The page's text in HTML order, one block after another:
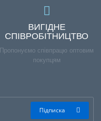
ВИГІДНЕ
СПІВРОБІТНИЦТВО
Пропонуємо співпрацю оптовим
покупцям
Підписка